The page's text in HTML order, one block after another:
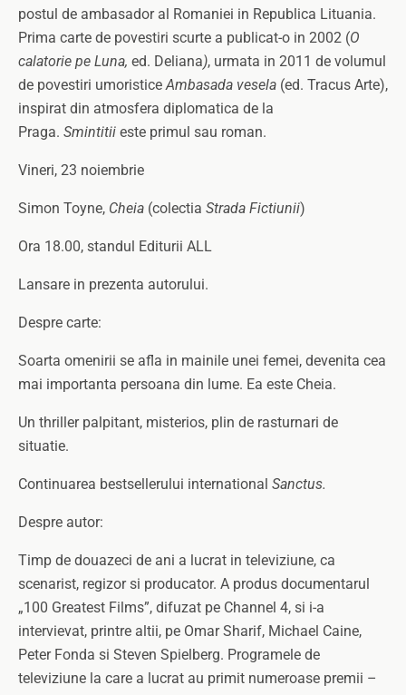
postul de ambasador al Romaniei in Republica Lituania.
Prima carte de povestiri scurte a publicat-o in 2002 (O
calatorie pe Luna, ed. Deliana), urmata in 2011 de volumul
de povestiri umoristiceAmbasada vesela (ed. Tracus Arte),
inspirat din atmosfera diplomatica de la
Praga. Smintitii este primul sau roman.
Vineri, 23 noiembrie
Simon Toyne, Cheia (colectia Strada Fictiunii)
Ora 18.00, standul Editurii ALL
Lansare in prezenta autorului.
Despre carte:
Soarta omenirii se afla in mainile unei femei, devenita cea
mai importanta persoana din lume. Ea este Cheia.
Un thriller palpitant, misterios, plin de rasturnari de
situatie.
Continuarea bestsellerului international Sanctus.
Despre autor:
Timp de douazeci de ani a lucrat in televiziune, ca
scenarist, regizor si producator. A produs documentarul
„100 Greatest Films”, difuzat pe Channel 4, si i-a
intervievat, printre altii, pe Omar Sharif, Michael Caine,
Peter Fonda si Steven Spielberg. Programele de
televiziune la care a lucrat au primit numeroase premii –